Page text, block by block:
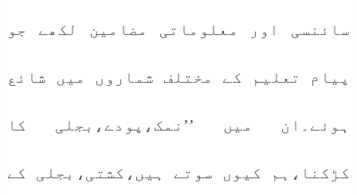
سائنسی اور معلوماتی مضامین لکھے جو
پیام تعلیم کے مختلف شماروں میں شائع
ہوئے۔ان میں ’’نمک،پودے،بجلی کا
کڑکنا،ہم کیوں سوتے ہیں،کشتی،بجلی کے